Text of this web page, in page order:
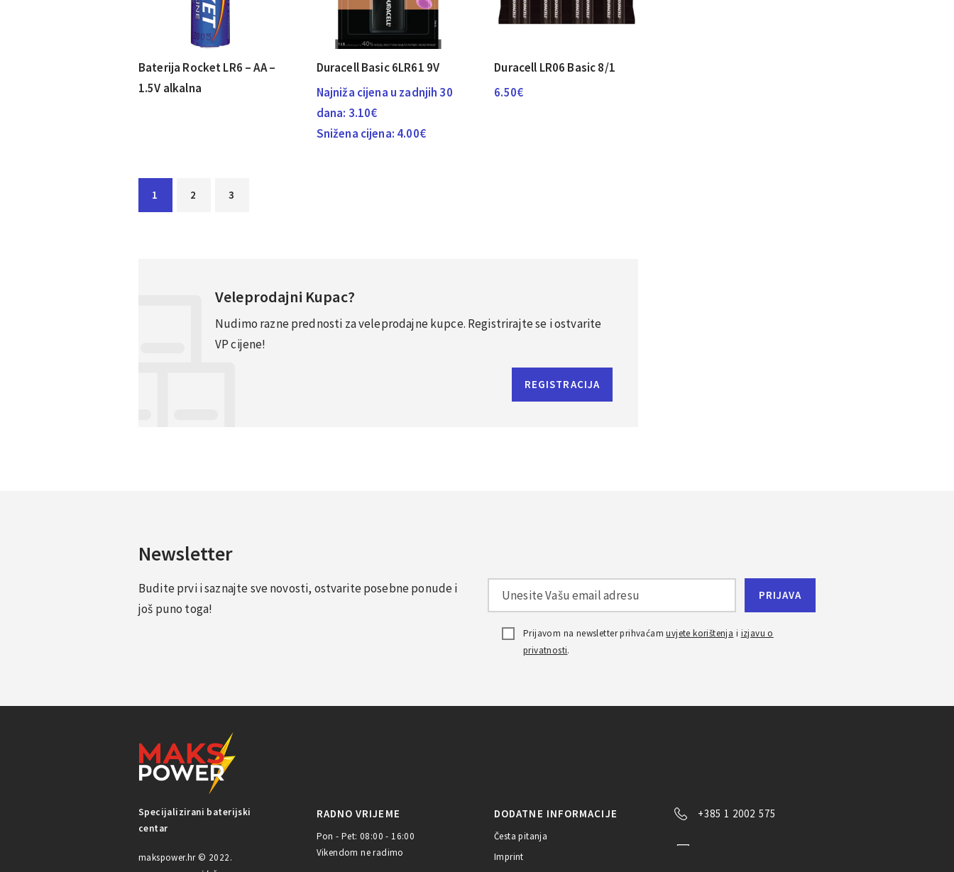
Baterija Rocket LR6 – AA –
1.5V alkalna
Duracell Basic 6LR61 9V
Najniža cijena u zadnjih 30
dana: 3.10€
Snižena cijena: 4.00€
Duracell LR06 Basic 8/1
6.50€
1 2 3
Veleprodajni Kupac?
Nudimo razne prednosti za veleprodajne kupce. Registrirajte se i ostvarite
VP cijene!
REGISTRACIJA
Newsletter
Budite prvi i saznajte sve novosti, ostvarite posebne ponude i
još puno toga!
Prijavom na newsletter prihvaćamuvjete korištenja i izjavu o
privatnosti.
Specijalizirani baterijski
centar
makspower.hr © 2022.
RADNO VRIJEME
Pon - Pet: 08:00 - 16:00
Vikendom ne radimo
DODATNE INFORMACIJE
Česta pitanja
Imprint
+385 1 2002 575